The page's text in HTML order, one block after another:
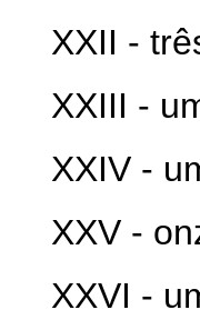
XXII -
XXIII -
XXIV -
XXV -
XXVI -